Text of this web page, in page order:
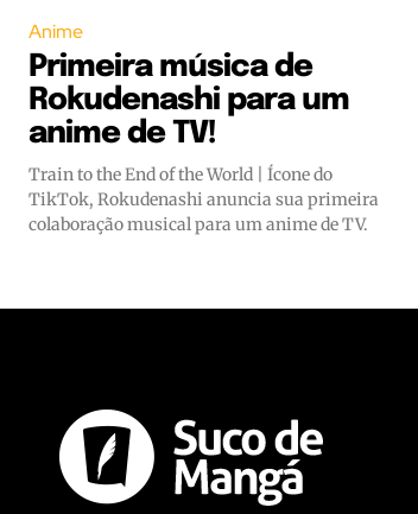
Anime
Primeira música de
Rokudenashi para um
anime de TV!
Train to the End of the World | Ícone do
TikTok, Rokudenashi anuncia sua primeira
colaboração musical para um anime de TV.